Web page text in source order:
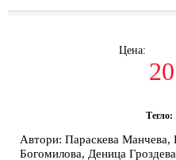
Цена:
Тегло:
Автори: Параскева Манчева,
Богомилова, Деница